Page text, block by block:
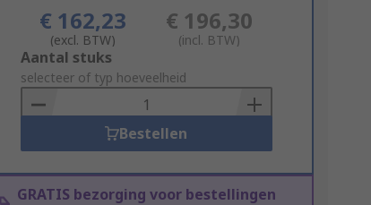
€ 162,23
(excl. BTW)
€ 196,30
(incl. BTW)
Add
to
Basket
Aantal stuks
selecteer of typ hoeveelheid
Bestellen
GRATIS bezorging voor bestellingen